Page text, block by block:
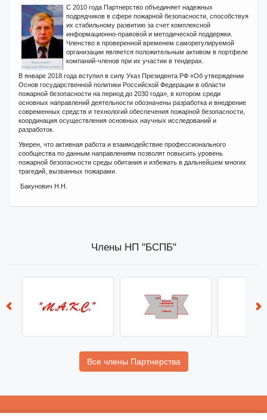
С 2010 года Партнерство объединяет надежных
подрядчиков в сфере пожарной безопасности, способствуя
их стабильному развитию за счет комплексной
информационно-правовой и методической поддержки.
Членство в проверенной временем саморегулируемой
организации является положительным активом в портфеле
компаний-членов при их участии в тендерах.
В январе 2018 года вступил в силу Указ Президента РФ «Об утверждении
Основ государственной политики Российской Федерации в области
пожарной безопасности на период до 2030 года», в котором среди
основных направлений деятельности обозначены разработка и внедрение
современных средств и технологий обеспечения пожарной безопасности,
координация осуществления основных научных исследований и
разработок.
Уверен, что активная работа и взаимодействие профессионального
сообщества по данным направлениям позволят повысить уровень
пожарной безопасности среды обитания и избежать в дальнейшем многих
трагедий, вызванных пожарами.
Бакунович Н.Н.
Члены НП "БСПБ"
Все члены Партнерства